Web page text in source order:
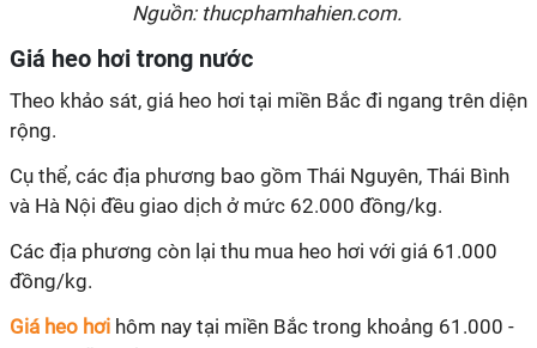
Nguồn: thucphamhahien.com.
Giá heo hơi trong nước
Theo khảo sát, giá heo hơi tại miền Bắc đi ngang trên diện
rộng.
Cụ thể, các địa phương bao gồm Thái Nguyên, Thái Bình
và Hà Nội đều giao dịch ở mức 62.000 đồng/kg.
Các địa phương còn lại thu mua heo hơi với giá 61.000
đồng/kg.
Giá heo hơi hôm nay tại miền Bắc trong khoảng 61.000 -